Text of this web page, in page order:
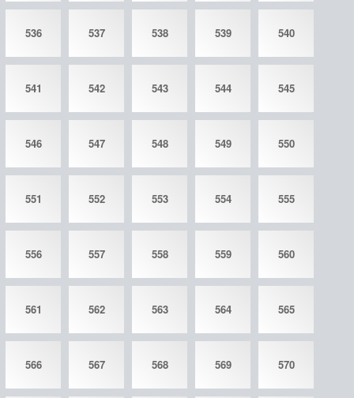
536 537 538 539 540
541 542 543 544 545
546 547 548 549 550
551 552 553 554 555
556 557 558 559 560
561 562 563 564 565
566 567 568 569 570